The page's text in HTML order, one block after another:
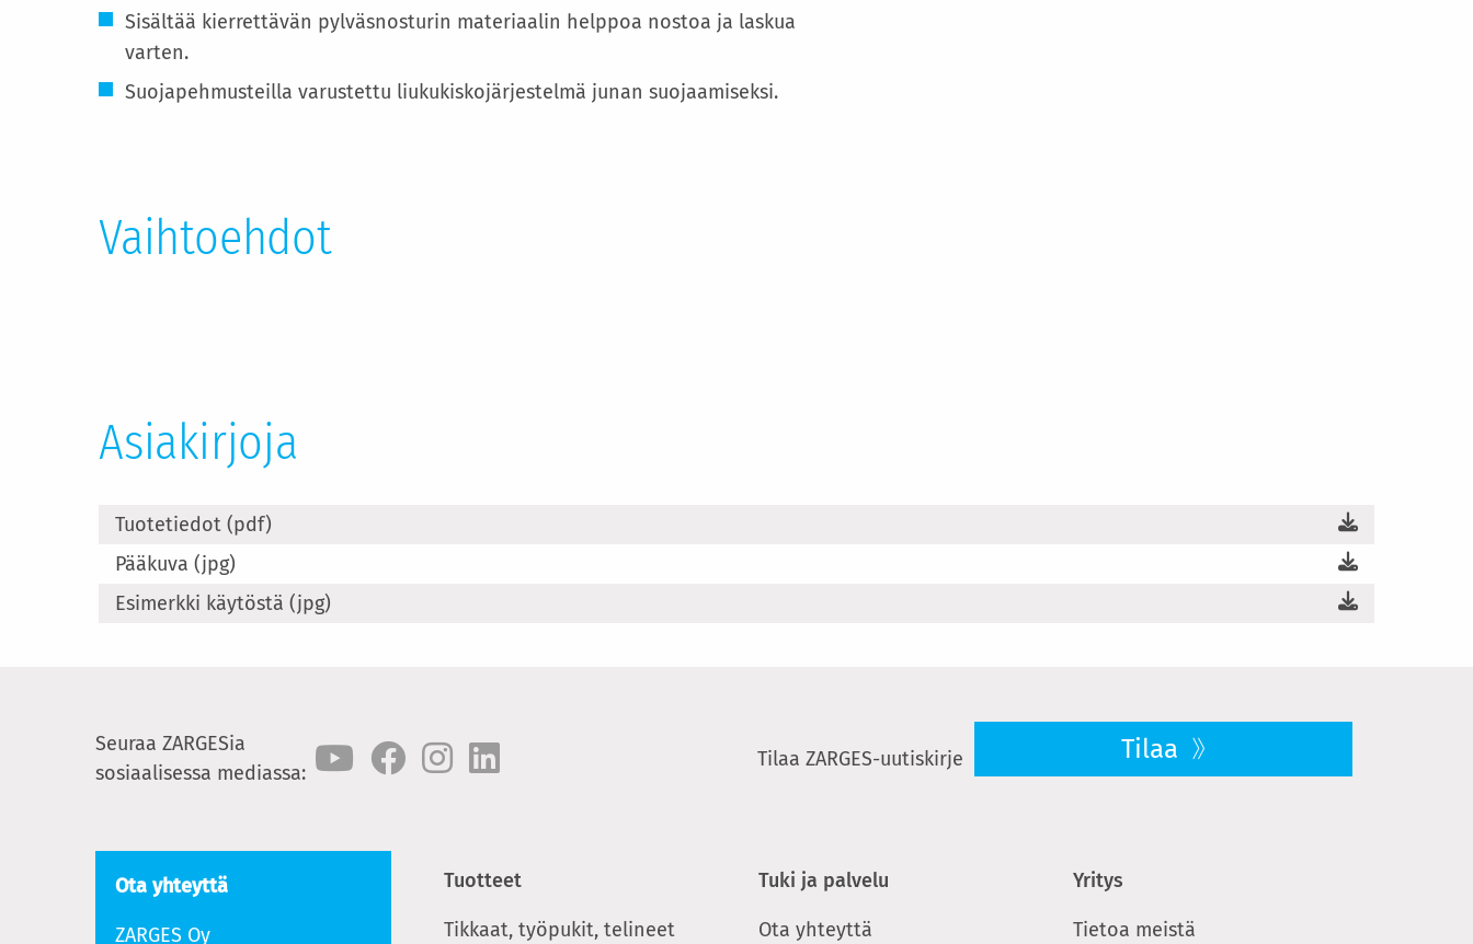
Sisältää kierrettävän pylväsnosturin materiaalin helppoa nostoa ja laskua
varten.
Suojapehmusteilla varustettu liukukiskojärjestelmä junan suojaamiseksi.
Vaihtoehdot
Asiakirjoja
Tuotetiedot (pdf)
Pääkuva (jpg)
Esimerkki käytöstä (jpg)
Seuraa ZARGESia
sosiaalisessa mediassa:
Tilaa ZARGES-uutiskirje Tilaa
Ota yhteyttä
ZARGES Oy
Tuotteet
Tikkaat, työpukit, telineet
Tuki ja palvelu
Ota yhteyttä
Yritys
Tietoa meistä